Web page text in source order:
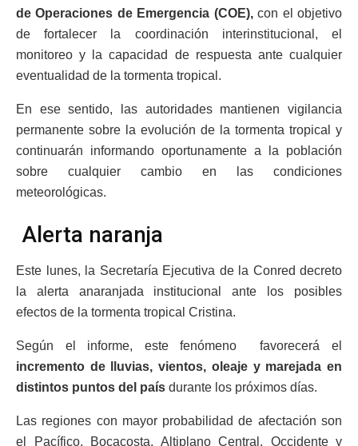
de Operaciones de Emergencia (COE),con el objetivo
de fortalecer la coordinación interinstitucional, el
monitoreo y la capacidad de respuesta ante cualquier
eventualidad de la tormenta tropical.
En ese sentido, las autoridades mantienen vigilancia
permanente sobre la evolución de la tormenta tropical y
continuarán informando oportunamente a la población
sobre cualquier cambio en las condiciones
meteorológicas.
Alerta naranja
Este lunes, la Secretaría Ejecutiva de la Conred decreto
la alerta anaranjada institucional ante los posibles
efectos de la tormenta tropical Cristina.
Según el informe, este fenómeno favorecerá el
incremento de lluvias, vientos, oleaje y marejada en
distintos puntos del país durante los próximos días.
Las regiones con mayor probabilidad de afectación son
el Pacífico, Bocacosta, Altiplano Central, Occidente y